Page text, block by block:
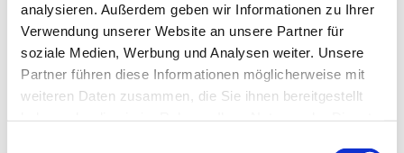
analysieren. Außerdem geben wir Informationen zu Ihrer
Verwendung unserer Website an unsere Partner für
soziale Medien, Werbung und Analysen weiter. Unsere
Partner führen diese Informationen möglicherweise mit
weiteren Daten zusammen, die Sie ihnen bereitgestellt
Dies könnte Sie auch interessieren